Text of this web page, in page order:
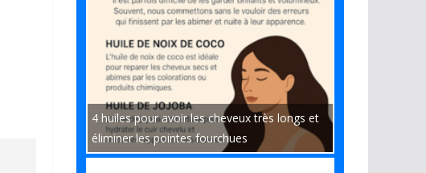
4 huiles pour avoir les cheveux très longs et
éliminer les pointes fourchues